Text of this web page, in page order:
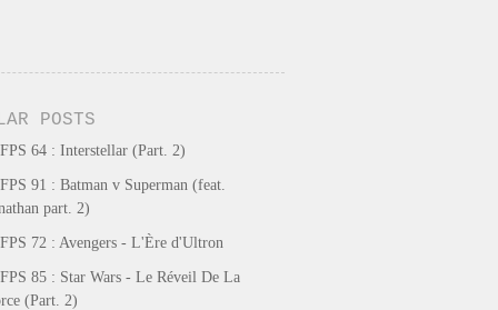
POSTS
64 : Interstellar (Part. 2)
91 : Batman v Superman (feat.
part. 2)
72 : Avengers - L'Ère d'Ultron
85 : Star Wars - Le Réveil De La
(Part. 2)